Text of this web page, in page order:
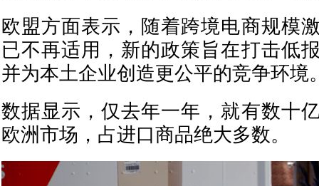
欧盟方面表示，随着跨境电商规模
已不再适用，新的政策旨在打击低
并为本土企业创造更公平的竞争环境
数据显示，仅去年一年，就有数十
欧洲市场，占进口商品绝大多数。